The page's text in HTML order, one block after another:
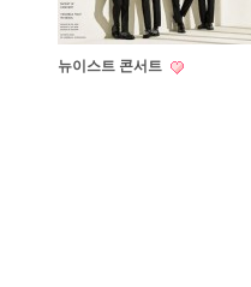
뉴이스트 콘서트